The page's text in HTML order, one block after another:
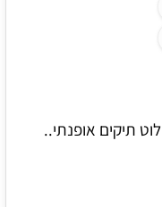
לוט תיקים אופנתי..